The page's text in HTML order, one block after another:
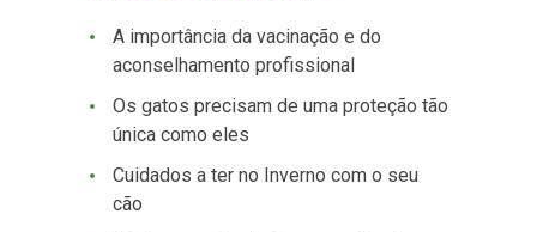
A importância da vacinação e do
aconselhamento profissional
Os gatos precisam de uma proteção tão
única como eles
Cuidados a ter no Inverno com o seu
cão